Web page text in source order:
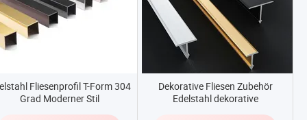
Fliesenprofil T-Form 304
Grad Moderner Stil
Dekorative Fliesen Zubehör
Edelstahl dekorative